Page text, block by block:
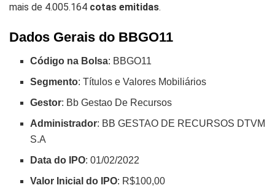
mais de 4.005.164 cotas emitidas.
Dados Gerais do BBGO11
Código na Bolsa: BBGO11
Segmento: Títulos e Valores Mobiliários
Gestor: Bb Gestao De Recursos
Administrador: BB GESTAO DE RECURSOS DTVM
S.A
Data do IPO: 01/02/2022
Valor Inicial do IPO: R$100,00